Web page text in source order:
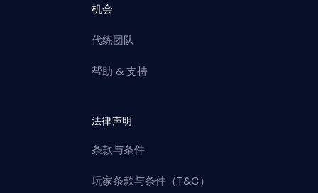
机会
代练团队
帮助 & 支持
法律声明
条款与条件
玩家条款与条件（T&C）